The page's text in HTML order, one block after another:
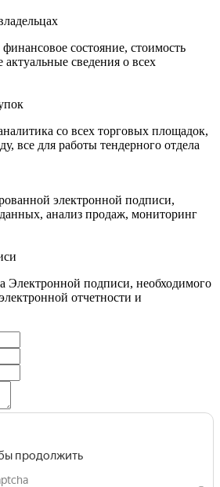
состояние, стоимость
сведения о всех
со всех торговых площадок,
все для работы тендерного отдела
электронной подписи,
анализ продаж, мониторинг
Электронной подписи, необходимого
отчетности и